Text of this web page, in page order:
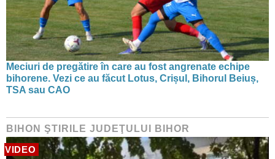
Meciuri de pregătire în care au fost angrenate echipe
bihorene. Vezi ce au făcut Lotus, Crișul, Bihorul Beiuș,
TSA sau CAO
BIHON ŞTIRILE JUDEŢULUI BIHOR
VIDEO